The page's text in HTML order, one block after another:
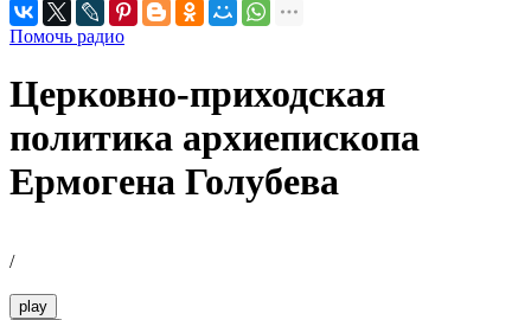
Помочь радио
Церковно-приходская
политика архиепископа
Ермогена Голубева
/
play